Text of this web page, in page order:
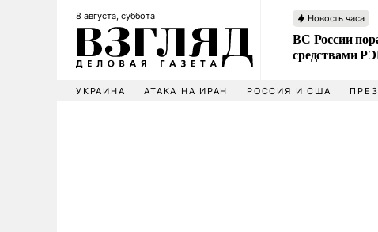
8 августа, суббота Новость часа
ВС России
средствами
УКРАИНА АТАКА НА ИРАН РОССИЯ И США